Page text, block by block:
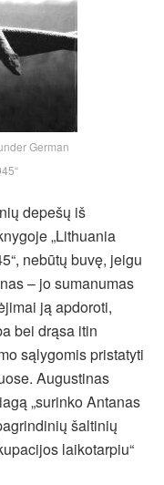
German
depešų iš
„Lithuania
nebūtų buvę, jeigu
– jo sumanumas
ją apdoroti,
bei drąsa itin
sąlygomis pristatyti
Augustinas
„surinko Antanas
šaltinių
laikotarpiu“